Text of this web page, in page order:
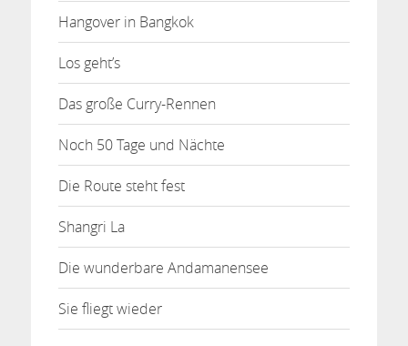
Hangover in Bangkok
Los geht’s
Das große Curry-Rennen
Noch 50 Tage und Nächte
Die Route steht fest
Shangri La
Die wunderbare Andamanensee
Sie fliegt wieder